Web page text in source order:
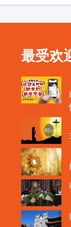
最受欢